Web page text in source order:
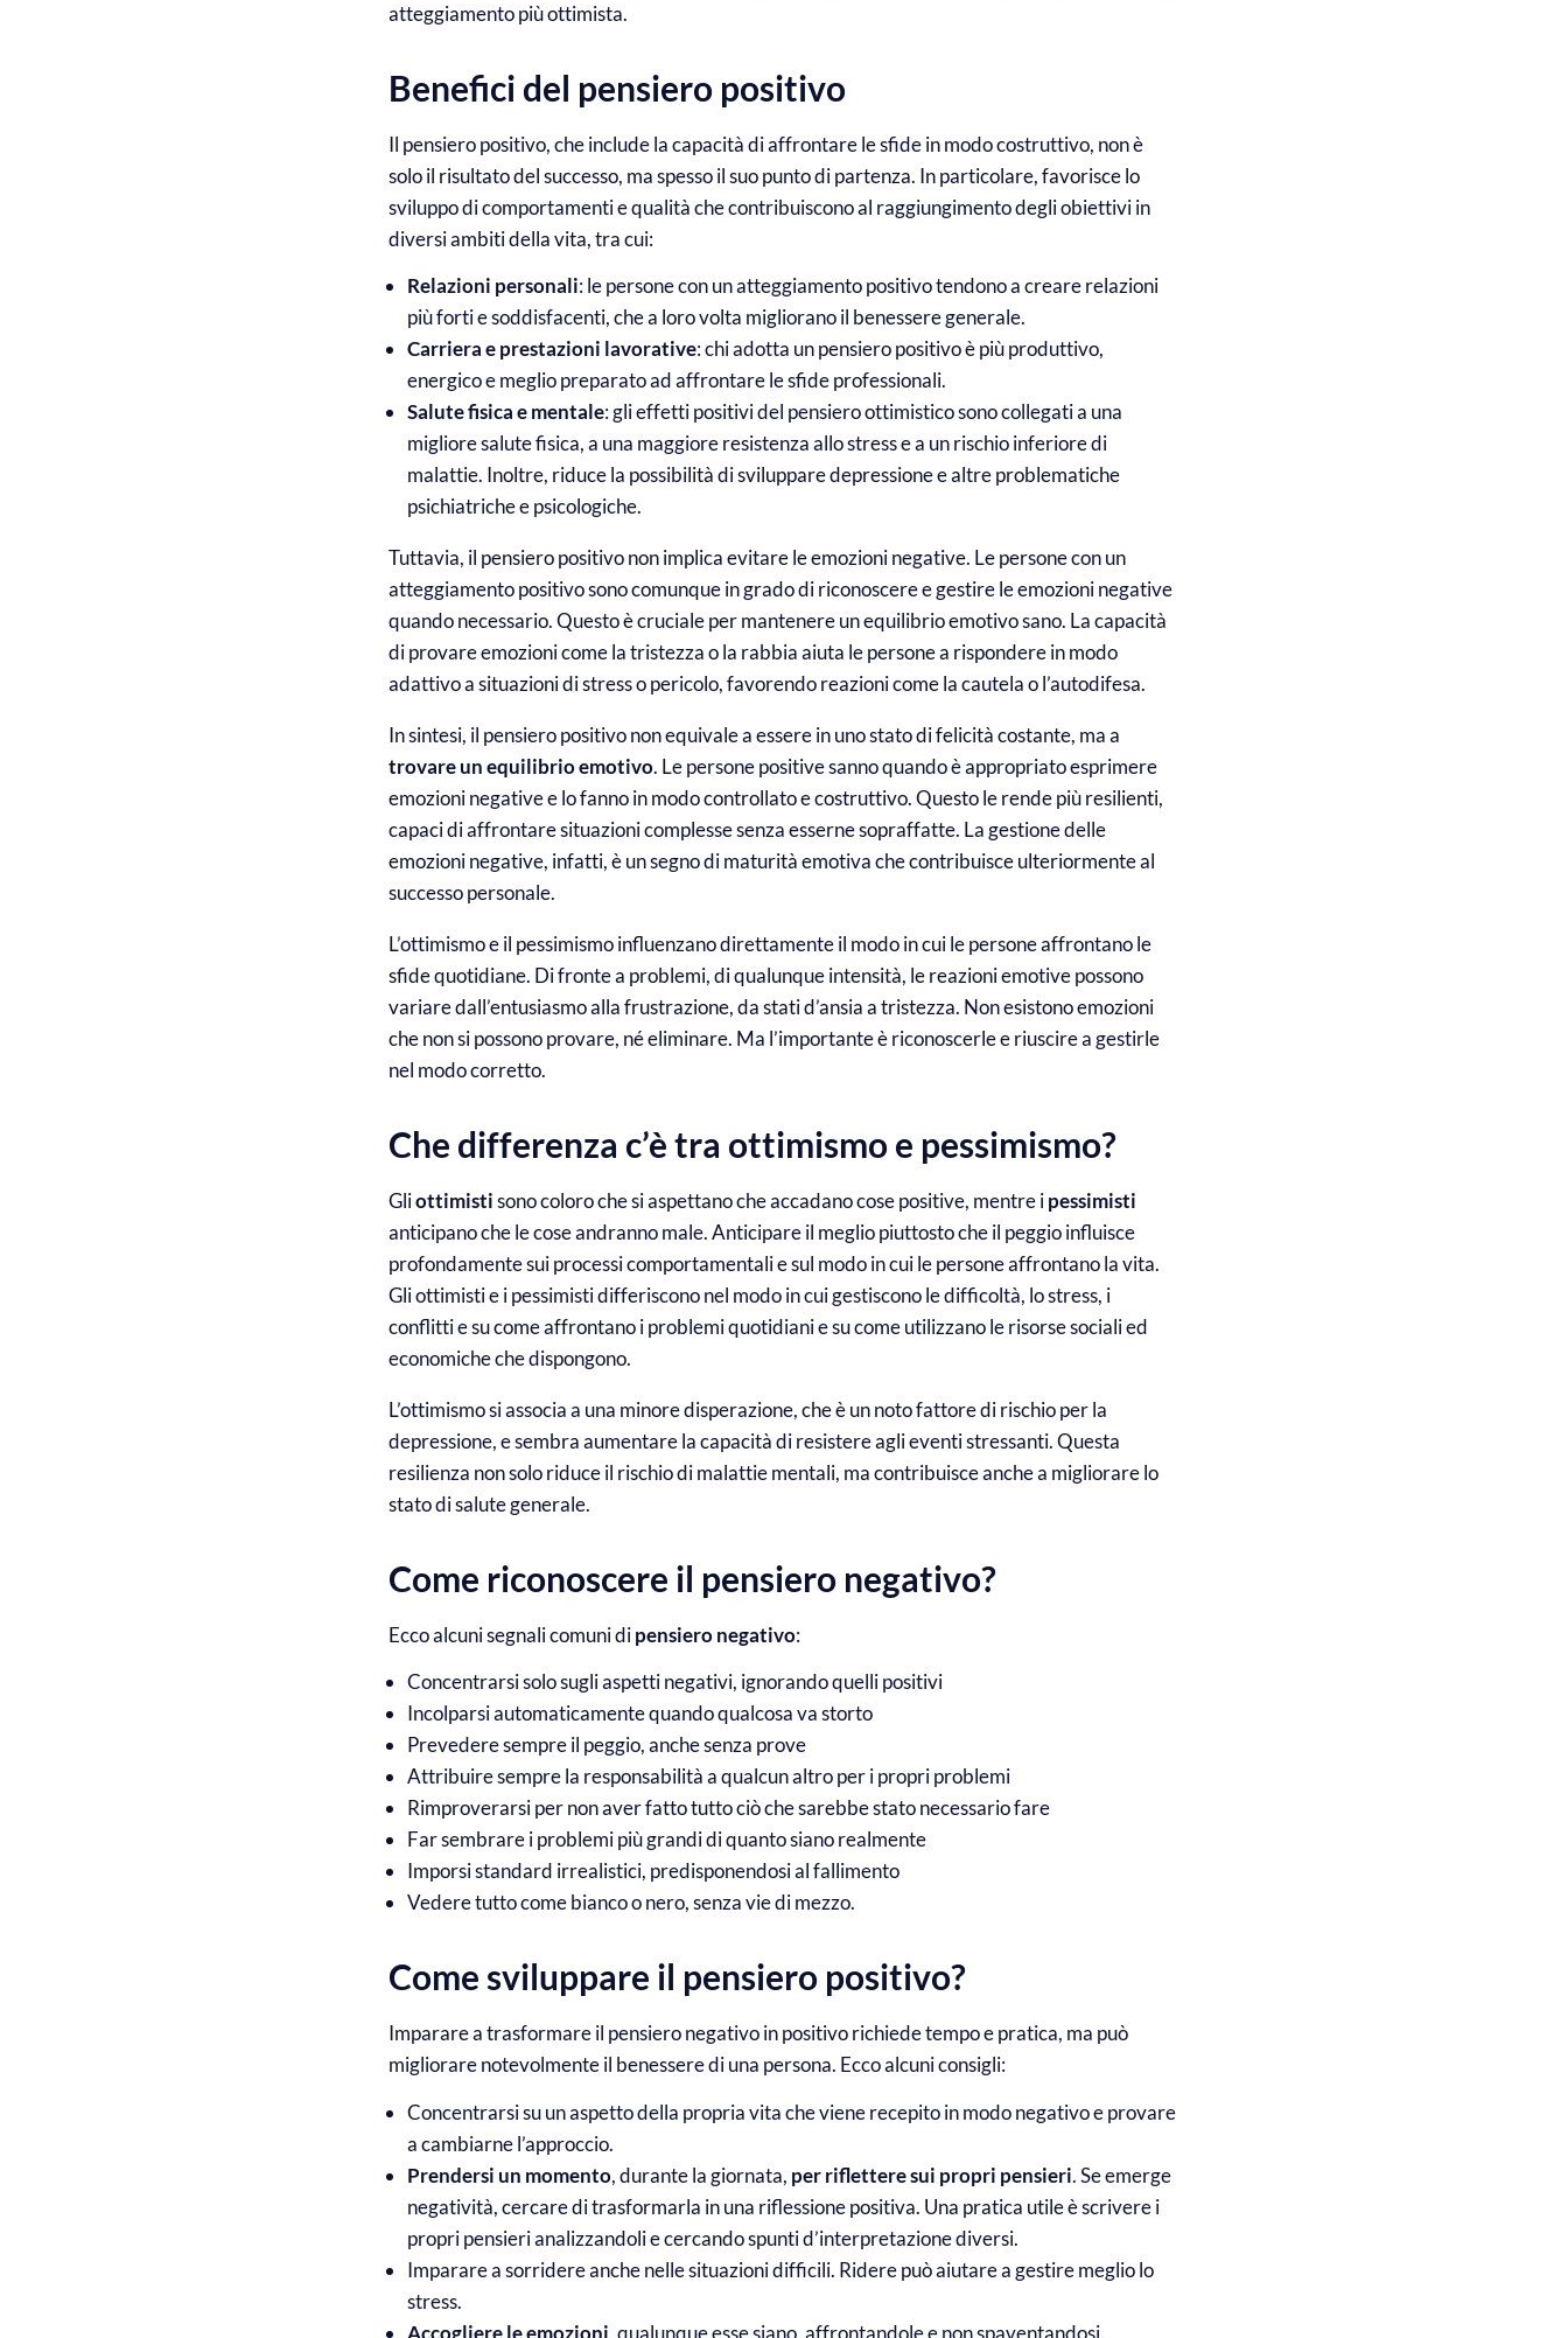
atteggiamento più ottimista.
Benefici del pensiero positivo
Il pensiero positivo, che include la capacità di affrontare le sfide in modo costruttivo, non è
solo il risultato del successo, ma spesso il suo punto di partenza. In particolare, favorisce lo
sviluppo di comportamenti e qualità che contribuiscono al raggiungimento degli obiettivi in
diversi ambiti della vita, tra cui:
Relazioni personali: le persone con un atteggiamento positivo tendono a creare relazioni
più forti e soddisfacenti, che a loro volta migliorano il benessere generale.
Carriera e prestazioni lavorative: chi adotta un pensiero positivo è più produttivo,
energico e meglio preparato ad affrontare le sfide professionali.
Salute fisica e mentale: gli effetti positivi del pensiero ottimistico sono collegati a una
migliore salute fisica, a una maggiore resistenza allo stress e a un rischio inferiore di
malattie. Inoltre, riduce la possibilità di sviluppare depressione e altre problematiche
psichiatriche e psicologiche.
Tuttavia, il pensiero positivo non implica evitare le emozioni negative. Le persone con un
atteggiamento positivo sono comunque in grado di riconoscere e gestire le emozioni negative
quando necessario. Questo è cruciale per mantenere un equilibrio emotivo sano. La capacità
di provare emozioni come la tristezza o la rabbia aiuta le persone a rispondere in modo
adattivo a situazioni di stress o pericolo, favorendo reazioni come la cautela o l’autodifesa.
In sintesi, il pensiero positivo non equivale a essere in uno stato di felicità costante, ma a
trovare un equilibrio emotivo. Le persone positive sanno quando è appropriato esprimere
emozioni negative e lo fanno in modo controllato e costruttivo. Questo le rende più resilienti,
capaci di affrontare situazioni complesse senza esserne sopraffatte. La gestione delle
emozioni negative, infatti, è un segno di maturità emotiva che contribuisce ulteriormente al
successo personale.
L’ottimismo e il pessimismo influenzano direttamente il modo in cui le persone affrontano le
sfide quotidiane. Di fronte a problemi, di qualunque intensità, le reazioni emotive possono
variare dall’entusiasmo alla frustrazione, da stati d’ansia a tristezza. Non esistono emozioni
che non si possono provare, né eliminare. Ma l’importante è riconoscerle e riuscire a gestirle
nel modo corretto.
Che differenza c’è tra ottimismo e pessimismo?
Gliottimistisono coloro che si aspettano che accadano cose positive, mentre ipessimisti
anticipano che le cose andranno male. Anticipare il meglio piuttosto che il peggio influisce
profondamente sui processi comportamentali e sul modo in cui le persone affrontano la vita.
Gli ottimisti e i pessimisti differiscono nel modo in cui gestiscono le difficoltà, lo stress, i
conflitti e su come affrontano i problemi quotidiani e su come utilizzano le risorse sociali ed
economiche che dispongono.
L’ottimismo si associa a una minore disperazione, che è un noto fattore di rischio per la
depressione, e sembra aumentare la capacità di resistere agli eventi stressanti. Questa
resilienza non solo riduce il rischio di malattie mentali, ma contribuisce anche a migliorare lo
stato di salute generale.
Come riconoscere il pensiero negativo?
Ecco alcuni segnali comuni dipensiero negativo:
Concentrarsi solo sugli aspetti negativi, ignorando quelli positivi
Incolparsi automaticamente quando qualcosa va storto
Prevedere sempre il peggio, anche senza prove
Attribuire sempre la responsabilità a qualcun altro per i propri problemi
Rimproverarsi per non aver fatto tutto ciò che sarebbe stato necessario fare
Far sembrare i problemi più grandi di quanto siano realmente
Imporsi standard irrealistici, predisponendosi al fallimento
Vedere tutto come bianco o nero, senza vie di mezzo.
Come sviluppare il pensiero positivo?
Imparare a trasformare il pensiero negativo in positivo richiede tempo e pratica, ma può
migliorare notevolmente il benessere di una persona. Ecco alcuni consigli:
Concentrarsi su un aspetto della propria vita che viene recepito in modo negativo e provare
a cambiarne l’approccio.
Prendersi un momento, durante la giornata, per riflettere sui propri pensieri. Se emerge
negatività, cercare di trasformarla in una riflessione positiva. Una pratica utile è scrivere i
propri pensieri analizzandoli e cercando spunti d’interpretazione diversi.
Imparare a sorridere anche nelle situazioni difficili. Ridere può aiutare a gestire meglio lo
stress.
Accogliere le emozioni , qualunque esse siano, affrontandole e non spaventandosi.